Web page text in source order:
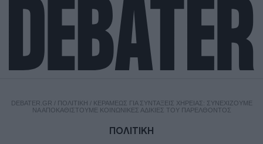
DEBATER.GR / ΠΟΛΙΤΙΚΗ / ΚΕΡΑΜΈΩΣ ΓΙΑ ΣΥΝΤΆΞΕΙΣ ΧΗΡΕΊΑΣ: ΣΥΝΕΧΊΖΟΥΜΕ
ΝΑ ΑΠΟΚΑΘΙΣΤΟΎΜΕ ΚΟΙΝΩΝΙΚΈΣ ΑΔΙΚΊΕΣ ΤΟΥ ΠΑΡΕΛΘΌΝΤΟΣ
ΠΟΛΙΤΙΚΗ